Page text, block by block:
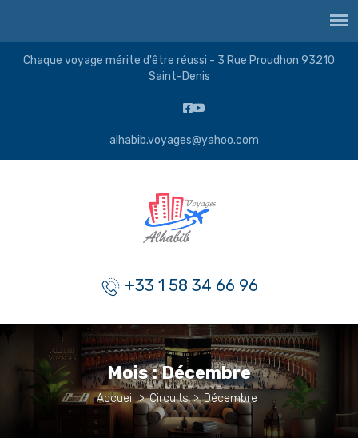
Chaque voyage mérite d'être réussi - 3 Rue Proudhon 93210
Saint-Denis
alhabib.voyages@yahoo.com
+33 1 58 34 66 96
Mois :Décembre
Accueil > Circuits > Décembre